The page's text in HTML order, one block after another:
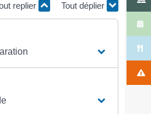
replier Tout déplier